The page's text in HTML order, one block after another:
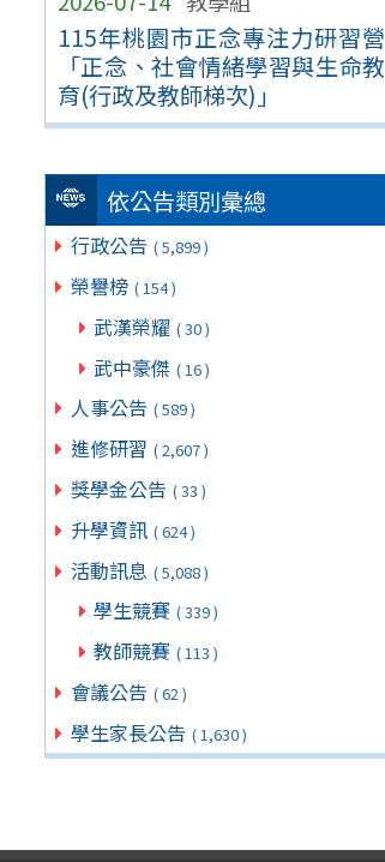
115年桃園市正念專注力研習營
「正念、社會情緒學習與生命教
育(行政及教師梯次)」
依公告類別彙總
行政公告 ( 5,899 )
榮譽榜 ( 154 )
武漢榮耀 ( 30 )
武中豪傑 ( 16 )
人事公告 ( 589 )
進修研習 ( 2,607 )
獎學金公告 ( 33 )
升學資訊 ( 624 )
活動訊息 ( 5,088 )
學生競賽 ( 339 )
教師競賽 ( 113 )
會議公告 ( 62 )
學生家長公告 ( 1,630 )